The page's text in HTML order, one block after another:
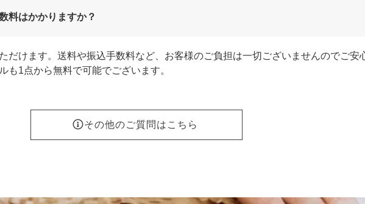
料はかかりますか？
だけます。送料や振込手数料など、お客様のご負担は一切ございませんのでご安
も1点から無料で可能でございます。
その他のご質問はこちら